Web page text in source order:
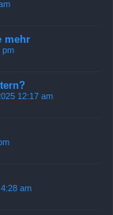
mehr
pm
12:17 am
am